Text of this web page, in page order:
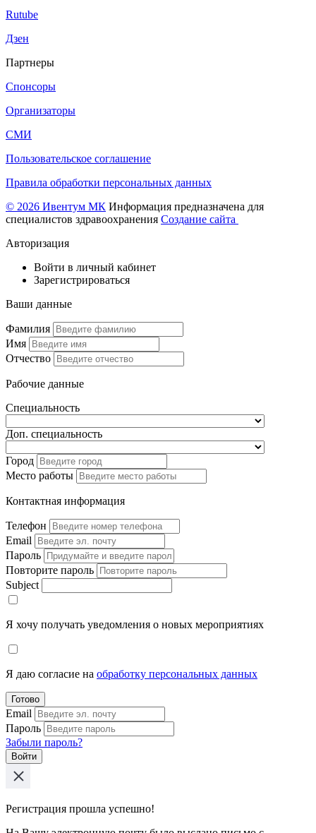
Rutube
Дзен
Партнеры
Спонсоры
Организаторы
СМИ
Пользовательское соглашение
Правила обработки персональных данных
© 2026 Ивентум МК Информация предназначена для
специалистов здравоохранения Создание сайта
Авторизация
Войти в личный кабинет
Зарегистрироваться
Ваши данные
Фамилия
Имя
Отчество
Рабочие данные
Специальность
Доп. специальность
Город
Место работы
Контактная информация
Телефон
Email
Пароль
Повторите пароль
Subject
Я хочу получать уведомления о новых мероприятиях
Я даю согласие на обработку персональных данных
Готово
Email
Пароль
Забыли пароль?
Войти
Регистрация прошла успешно!